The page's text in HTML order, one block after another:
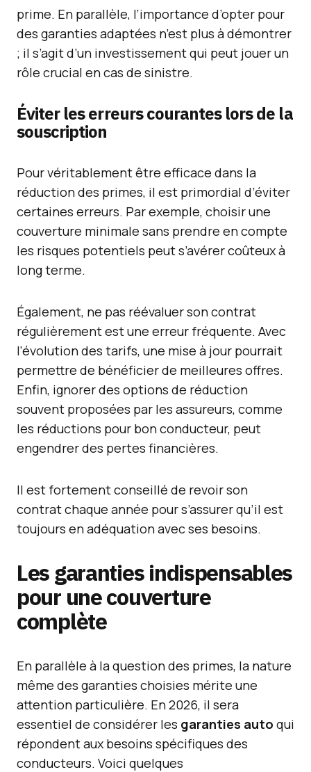
prime. En parallèle, l’importance d’opter pour
des garanties adaptées n’est plus à démontrer
; il s’agit d’un investissement qui peut jouer un
rôle crucial en cas de sinistre.
Éviter les erreurs courantes lors de la
souscription
Pour véritablement être efficace dans la
réduction des primes, il est primordial d’éviter
certaines erreurs. Par exemple, choisir une
couverture minimale sans prendre en compte
les risques potentiels peut s’avérer coûteux à
long terme.
Également, ne pas réévaluer son contrat
régulièrement est une erreur fréquente. Avec
l’évolution des tarifs, une mise à jour pourrait
permettre de bénéficier de meilleures offres.
Enfin, ignorer des options de réduction
souvent proposées par les assureurs, comme
les réductions pour bon conducteur, peut
engendrer des pertes financières.
Il est fortement conseillé de revoir son
contrat chaque année pour s’assurer qu’il est
toujours en adéquation avec ses besoins.
Les garanties indispensables
pour une couverture
complète
En parallèle à la question des primes, la nature
même des garanties choisies mérite une
attention particulière. En 2026, il sera
essentiel de considérer les garanties auto qui
répondent aux besoins spécifiques des
conducteurs. Voici quelques